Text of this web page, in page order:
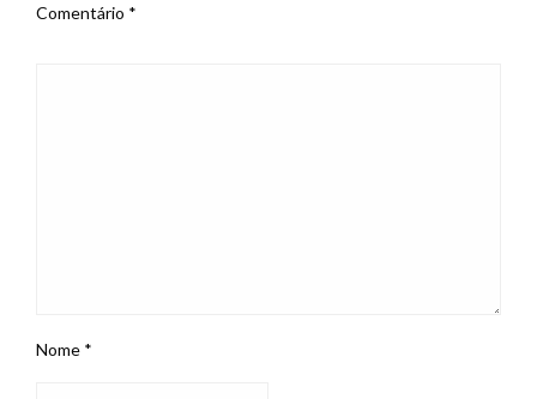
Comentário *
Nome *